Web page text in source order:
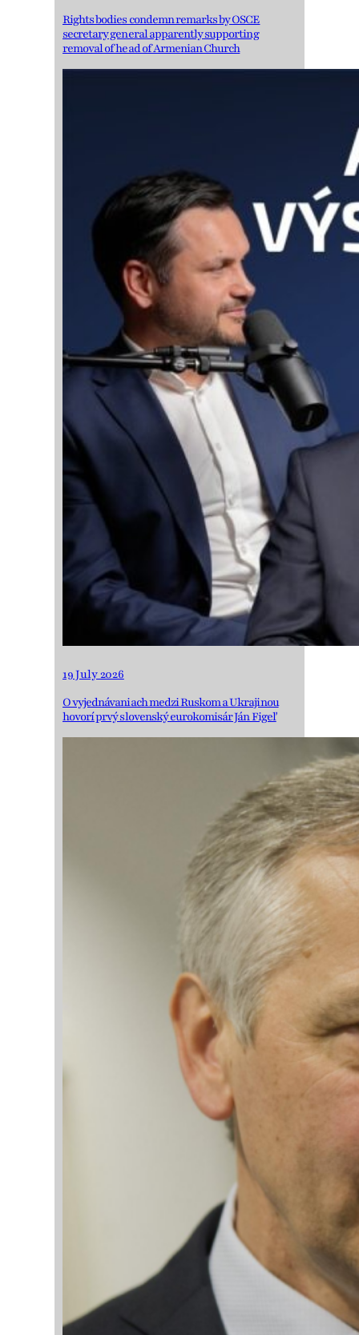
Rights bodies condemn remarks by OSCE
secretary general apparently supporting
removal of head of Armenian Church
19 July 2026
O vyjednávaniach medzi Ruskom a Ukrajinou
hovorí prvý slovenský eurokomisár Ján Figeľ